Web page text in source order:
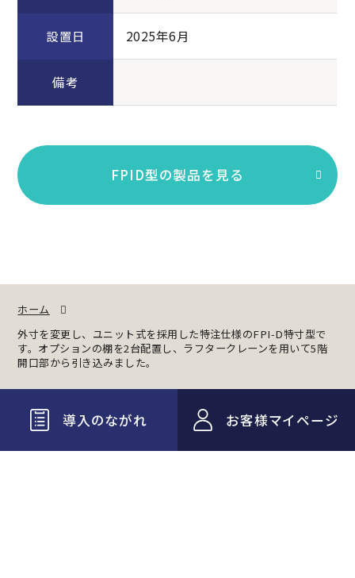
設置日 2025年6月
備考
FPID型の製品を見る
ホーム
外寸を変更し、ユニット式を採用した特注仕様のFPI-D特寸型で
す。オプションの棚を2台配置し、ラフタークレーンを用いて5階
開口部から引き込みました。
導入のながれ お客様マイページ